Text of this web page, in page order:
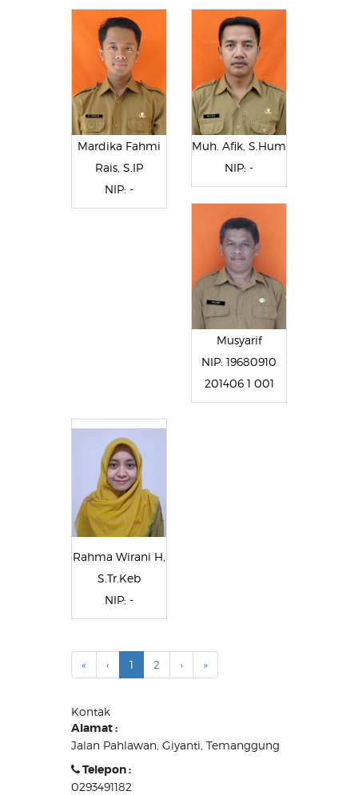
Mardika Fahmi
Rais, S.IP
NIP: -
Muh. Afik, S.Hum
NIP: -
Musyarif
NIP: 19680910
201406 1 001
Rahma Wirani H,
S.Tr.Keb
NIP: -
« ‹ 1 2 › »
Kontak
Alamat :
Jalan Pahlawan, Giyanti, Temanggung
Telepon :
0293491182